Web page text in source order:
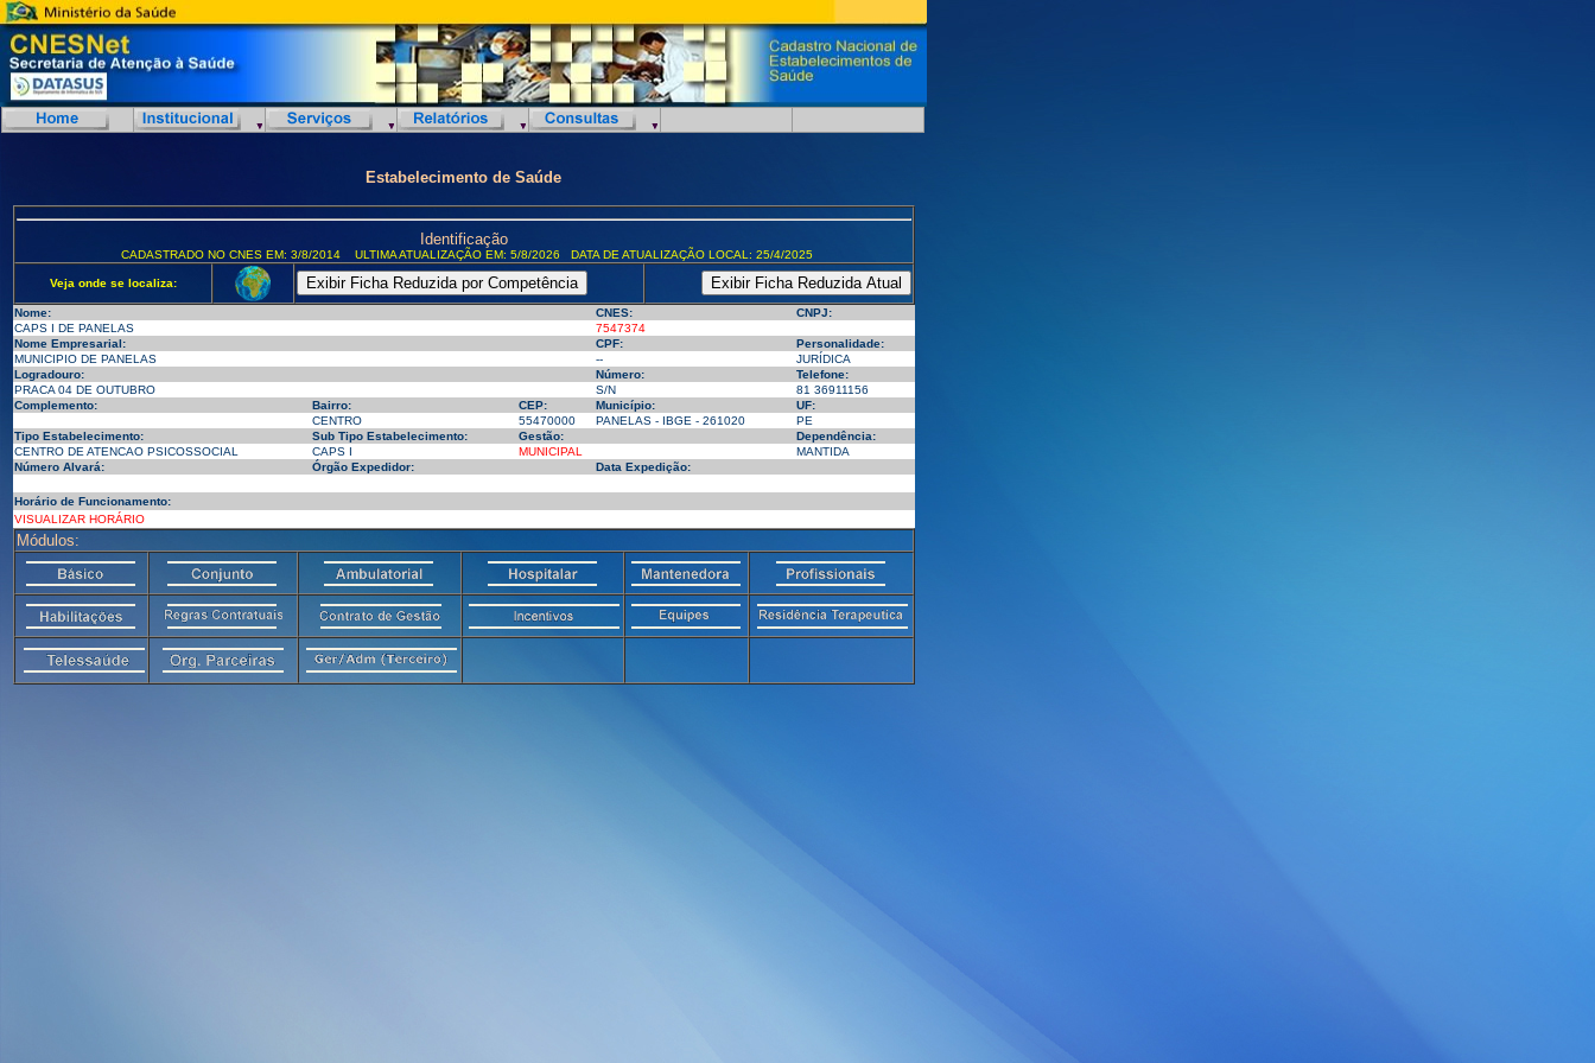
Estabelecimento de Saúde
Identificação
CADASTRADO NO CNES EM: 3/8/2014 ULTIMA ATUALIZAÇÃO EM: 5/8/2026 DATA DE ATUALIZAÇÃO LOCAL: 25/4/2025
Veja onde se localiza:
Nome: CNES:
CNPJ:
CAPS I DE PANELAS
7547374
Nome Empresarial:
CPF:
Personalidade:
MUNICIPIO DE PANELAS
--
JURÍDICA
Logradouro:
Número:
Telefone:
PRACA 04 DE OUTUBRO
S/N
81 36911156
Complemento:
Bairro: CEP: Município:
UF:
CENTRO
55470000 PANELAS - IBGE - 261020
PE
Tipo Estabelecimento:
Sub Tipo Estabelecimento: Gestão:
Dependência:
CENTRO DE ATENCAO PSICOSSOCIAL
CAPS I MUNICIPAL
MANTIDA
Número Alvará:
Órgão Expedidor: Data Expedição:
Horário de Funcionamento:
VISUALIZAR HORÁRIO
Módulos: